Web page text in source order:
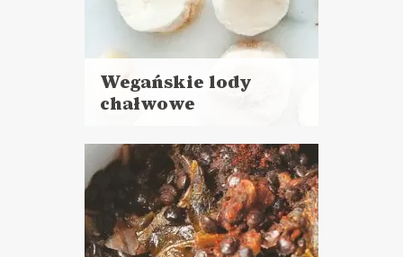
Wegańskie lody
chałwowe
więcej
Czas przygotowania:
do 30 minut
CIASTA I DESERY
DLA OCHŁODY ?
DZIEŃ DZIECKA ??